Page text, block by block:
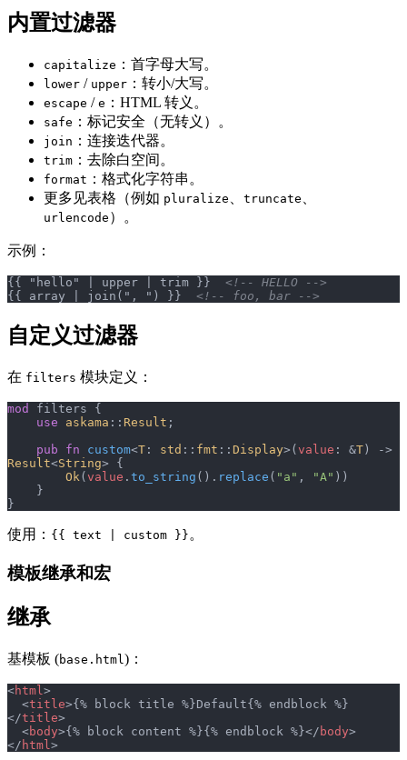
内置过滤器
capitalize ：首字母大写。
lower / upper ：转小/大写。
escape / e ：HTML 转义。
safe ：标记安全（无转义）。
join ：连接迭代器。
trim ：去除白空间。
format ：格式化字符串。
更多见表格（例如 pluralize truncate
urlencode ）。
示例：
{{ "hello" | upper | trim }} <!-- HELLO -->
{{ array | join(", ") }} <!-- foo, bar -->
自定义过滤器
在 filters 模块定义：
mod
filters {
    use
askama :: Result ;
    pub
fn custom<T : std :: fmt :: Display>( value : &T
Result<String> {
        Ok
( value . to_string (). replace ( "a" , "A" ))
    }
}
使用： {{ text | custom }} 。
模板继承和宏
继承
基模板 (base.html)：
<html>
  <
title>{% block title %}Default{% endblock %}
</title>
  <
body>{% block content %}{% endblock %}</ body>
</ html>